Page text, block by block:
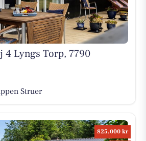
4 Lyngs Torp, 7790
Struer
825.000 kr